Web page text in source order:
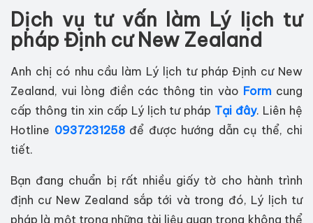
Dịch vụ tư vấn làm Lý lịch tư
pháp Định cư New Zealand
Anh chị có nhu cầu làm Lý lịch tư pháp Định cư New
Zealand, vui lòng điền các thông tin vào Formcung
cấp thông tin xin cấp Lý lịch tư pháp Tại đây. Liên hệ
Hotline 0937231258để được hướng dẫn cụ thể, chi
tiết.
Bạn đang chuẩn bị rất nhiều giấy tờ cho hành trình
định cư New Zealand sắp tới và trong đó, Lý lịch tư
pháp là một trong những tài liệu quan trọng không thể